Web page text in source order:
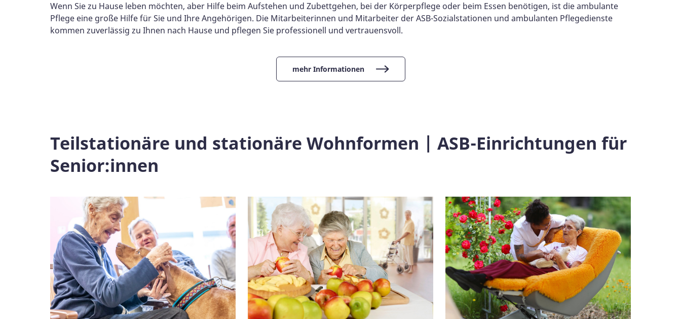
Wenn Sie zu Hause leben möchten, aber Hilfe beim Aufstehen und Zubettgehen, bei der Körperpflege oder beim Essen benötigen, ist die ambulante
Pflege eine große Hilfe für Sie und Ihre Angehörigen. Die Mitarbeiterinnen und Mitarbeiter der ASB-Sozialstationen und ambulanten Pflegedienste
kommen zuverlässig zu Ihnen nach Hause und pflegen Sie professionell und vertrauensvoll.
mehr Informationen
Teilstationäre und stationäre Wohnformen | ASB-Einrichtungen für
Senior:innen